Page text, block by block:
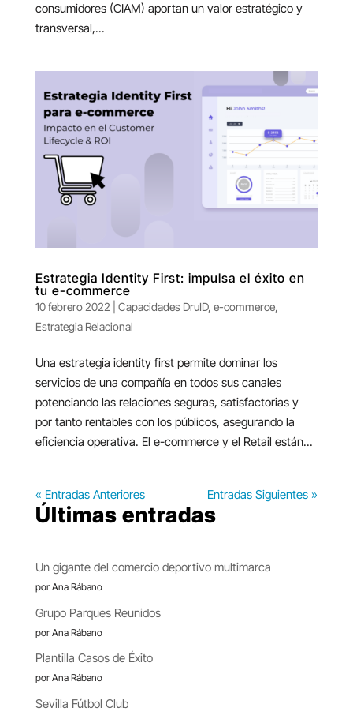
consumidores (CIAM) aportan un valor estratégico y
transversal,...
Estrategia Identity First: impulsa el éxito en
tu e-commerce
10 febrero 2022| Capacidades DruID, e-commerce,
Estrategia Relacional
Una estrategia identity first permite dominar los
servicios de una compañía en todos sus canales
potenciando las relaciones seguras, satisfactorias y
por tanto rentables con los públicos, asegurando la
eficiencia operativa. El e-commerce y el Retail están...
« Entradas Anteriores Entradas Siguientes »
Últimas entradas
Un gigante del comercio deportivo multimarca
por Ana Rábano
Grupo Parques Reunidos
por Ana Rábano
Plantilla Casos de Éxito
por Ana Rábano
Sevilla Fútbol Club